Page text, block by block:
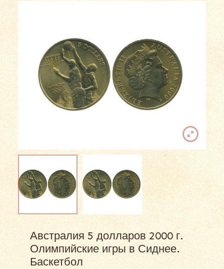
Австралия 5 долларов 2000 г.
Олимпийские игры в Сиднее.
Баскетбол